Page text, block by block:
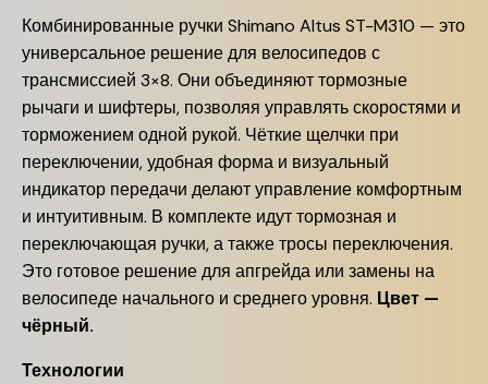
Комбинированные ручки Shimano Altus ST-M310 — это
универсальное решение для велосипедов с
трансмиссией 3×8. Они объединяют тормозные
рычаги и шифтеры, позволяя управлять скоростями и
торможением одной рукой. Чёткие щелчки при
переключении, удобная форма и визуальный
индикатор передачи делают управление комфортным
и интуитивным. В комплекте идут тормозная и
переключающая ручки, а также тросы переключения.
Это готовое решение для апгрейда или замены на
велосипеде начального и среднего уровня. Цвет —
чёрный.
Технологии